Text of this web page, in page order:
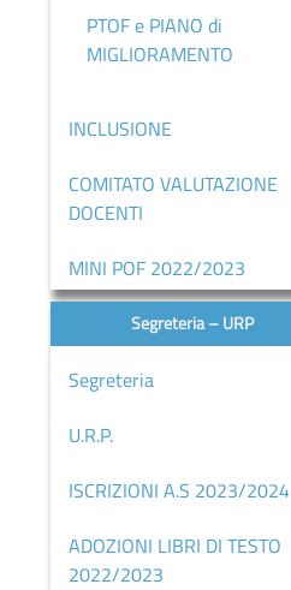
Contatti
Contatti
–
URP
PTOF e PIANO di
MIGLIORAMENTO
INCLUSIONE
COMITATO VALUTAZIONE
DOCENTI
MINI POF 2022/2023
Segreteria – URP
Segreteria
U.R.P.
ISCRIZIONI A.S 2023/2024
ADOZIONI LIBRI DI TESTO
2022/2023